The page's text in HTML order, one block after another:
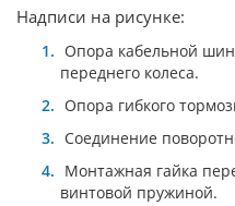
Надписи на рисунке:
Опора кабельной
переднего колеса.
Опора гибкого
Соединение
Монтажная гайка
винтовой пружиной.